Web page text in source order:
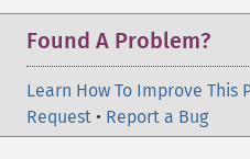
Found A Problem?
Learn How To Improve This
Request • Report a Bug